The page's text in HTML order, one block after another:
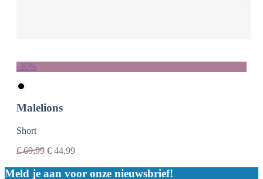
-36%
Malelions
Short
€69,99 € 44,99
Meld je aan voor onze nieuwsbrief!